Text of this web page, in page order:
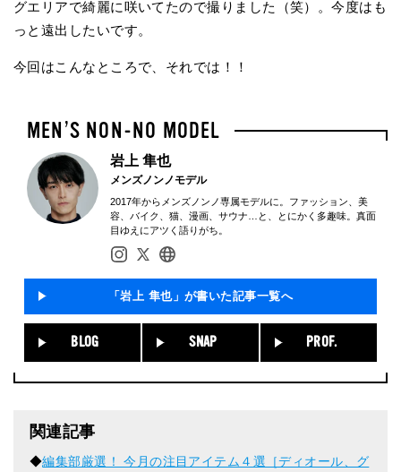
グエリアで綺麗に咲いてたので撮りました（笑）。今度はも
っと遠出したいです。
今回はこんなところで、それでは！！
岩上 隼也
メンズノンノモデル
2017年からメンズノンノ専属モデルに。ファッション、美
容、バイク、猫、漫画、サウナ…と、とにかく多趣味。真面
目ゆえにアツく語りがち。
「岩上 隼也」が書いた記事一覧へ
BLOG SNAP PROF.
関連記事
◆編集部厳選！ 今月の注目アイテム４選［ディオール、グ